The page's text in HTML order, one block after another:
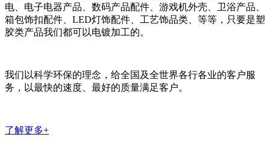
电、电子电器产品、数码产品配件、游戏机外壳、卫浴产品、
箱包饰扣配件、LED灯饰配件、工艺饰品类、等等，只要是塑
胶类产品我们都可以电镀加工的。
我们以科学环保的理念，给全国及全世界各行各业的客户服
务，以最快的速度、最好的质量满足客户。
了解更多+